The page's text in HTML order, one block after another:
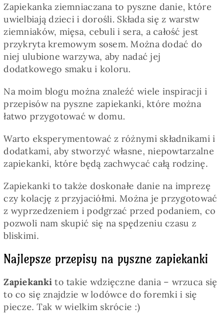
Zapiekanka ziemniaczana to pyszne danie, które
uwielbiają dzieci i dorośli. Składa się z warstw
ziemniaków, mięsa, cebuli i sera, a całość jest
przykryta kremowym sosem. Można dodać do
niej ulubione warzywa, aby nadać jej
dodatkowego smaku i koloru.
Na moim blogu można znaleźć wiele inspiracji i
przepisów na pyszne zapiekanki, które można
łatwo przygotować w domu.
Warto eksperymentować z różnymi składnikami i
dodatkami, aby stworzyć własne, niepowtarzalne
zapiekanki, które będą zachwycać całą rodzinę.
Zapiekanki to także doskonałe danie na imprezę
czy kolację z przyjaciółmi. Można je przygotować
z wyprzedzeniem i podgrzać przed podaniem, co
pozwoli nam skupić się na spędzeniu czasu z
bliskimi.
Najlepsze przepisy na pyszne zapiekanki
Zapiekanki to takie wdzięczne dania – wrzuca się
to co się znajdzie w lodówce do foremki i się
piecze. Tak w wielkim skrócie :)